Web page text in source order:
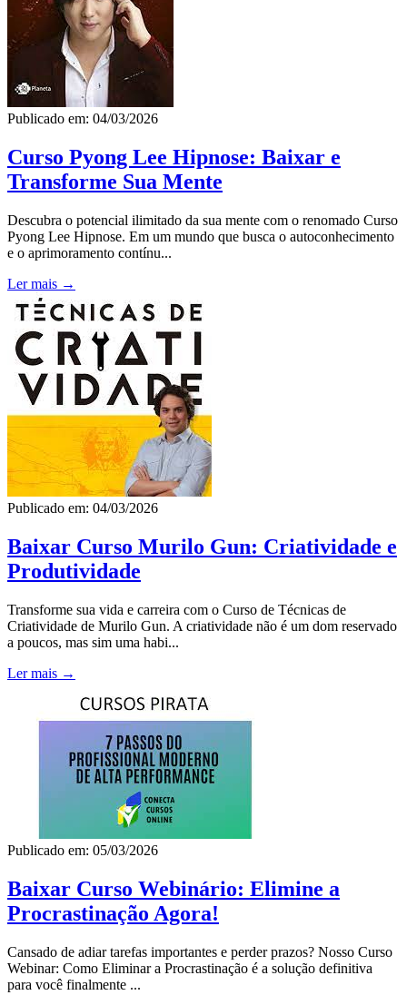
Publicado em: 04/03/2026
Curso Pyong Lee Hipnose: Baixar e
Transforme Sua Mente
Descubra o potencial ilimitado da sua mente com o renomado Curso
Pyong Lee Hipnose. Em um mundo que busca o autoconhecimento
e o aprimoramento contínu...
Ler mais →
Publicado em: 04/03/2026
Baixar Curso Murilo Gun: Criatividade e
Produtividade
Transforme sua vida e carreira com o Curso de Técnicas de
Criatividade de Murilo Gun. A criatividade não é um dom reservado
a poucos, mas sim uma habi...
Ler mais →
Publicado em: 05/03/2026
Baixar Curso Webinário: Elimine a
Procrastinação Agora!
Cansado de adiar tarefas importantes e perder prazos? Nosso Curso
Webinar: Como Eliminar a Procrastinação é a solução definitiva
para você finalmente ...